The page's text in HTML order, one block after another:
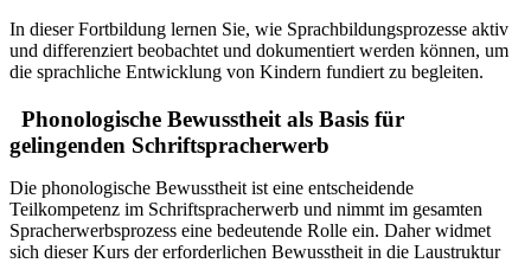
In dieser Fortbildung lernen Sie, wie Sprachbildungsprozesse aktiv
und differenziert beobachtet und dokumentiert werden können, um
die sprachliche Entwicklung von Kindern fundiert zu begleiten.
Phonologische Bewusstheit als Basis für
gelingenden Schriftspracherwerb
Die phonologische Bewusstheit ist eine entscheidende
Teilkompetenz im Schriftspracherwerb und nimmt im gesamten
Spracherwerbsprozess eine bedeutende Rolle ein. Daher widmet
sich dieser Kurs der erforderlichen Bewusstheit in die Laustruktur